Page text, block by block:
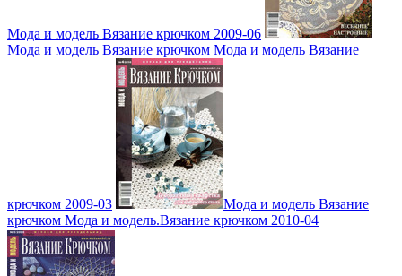
Мода и модель Вязание крючком 2009-06
Мода и модель Вязание крючком Мода и модель Вязание
крючком 2009-03
Мода и модель Вязание
крючком Мода и модель.Вязание крючком 2010-04